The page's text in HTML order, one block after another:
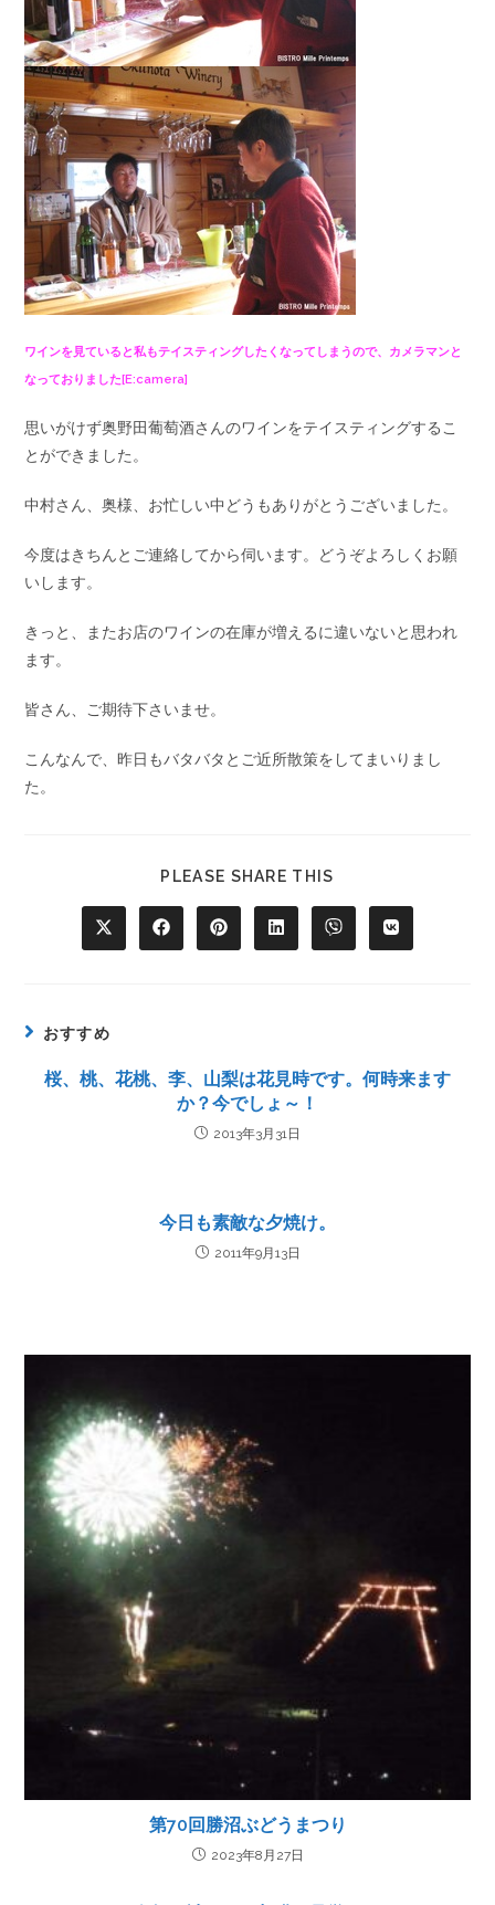
ワインを見ていると私もテイスティングしたくなってしまうので、カメラマンと
なっておりました[E:camera]
思いがけず奥野田葡萄酒さんのワインをテイスティングするこ
とができました。
中村さん、奥様、お忙しい中どうもありがとうございました。
今度はきちんとご連絡してから伺います。どうぞよろしくお願
いします。
きっと、またお店のワインの在庫が増えるに違いないと思われ
ます。
皆さん、ご期待下さいませ。
こんなんで、昨日もバタバタとご近所散策をしてまいりまし
た。
PLEASE SHARE THIS
おすすめ
桜、桃、花桃、李、山梨は花見時です。何時来ます
か？今でしょ～！
2013年3月31日
今日も素敵な夕焼け。
2011年9月13日
第70回勝沼ぶどうまつり
2023年8月27日